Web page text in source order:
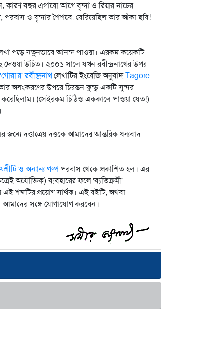
কারণ বছর এগারো আগে বৃন্দা ও রিয়ার নাচের
ও বৃন্দার শৈশবে, বেরিয়েছিল তার আঁকা ছবি!
পড়ে নতুনভাবে আনন্দ পাওয়া। এরকম কয়েকটি
উচিত। ২০০১ সালে যখন রবীন্দ্রনাথের উপর
'গোরা'র' রবীন্দ্রনাথলেখাটির ইংরেজি অনুবাদTagore
অলংকরণের উপরে চিরন্তন কুন্ডু একটি সুন্দর
করেছিলাম। (সেইরকম চিঠিও এককালে পাওয়া যেত!)
জন্যে দত্তাত্রেয় দত্তকে আমাদের আন্তরিক ধন্যবাদ
ও অন্যান্য গল্পপরবাস থেকে প্রকাশিত হল। এর
অযৌক্তিক) ব্যবহারের ফলে 'ব্যতিক্রমী'
শব্দটির প্রয়োগ সার্থক। এই বইটি, অথবা
আমাদের সঙ্গে যোগাযোগ করবেন।